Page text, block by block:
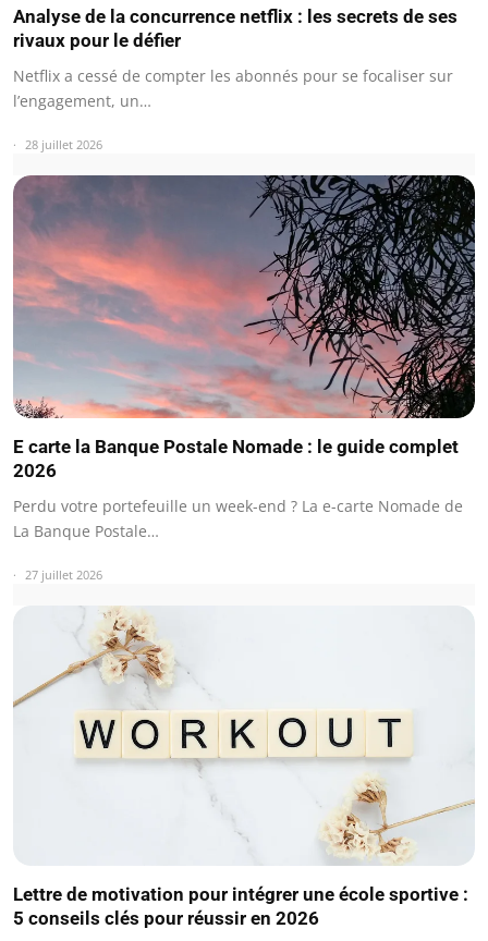
Analyse de la concurrence netflix : les secrets de ses
rivaux pour le défier
Netflix a cessé de compter les abonnés pour se focaliser sur
l’engagement, un…
28 juillet 2026
E carte la Banque Postale Nomade : le guide complet
2026
Perdu votre portefeuille un week-end ? La e-carte Nomade de
La Banque Postale…
27 juillet 2026
Lettre de motivation pour intégrer une école sportive :
5 conseils clés pour réussir en 2026